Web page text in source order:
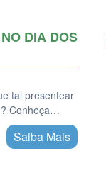
DIA DOS
tal presentear
Conheça…
Saiba Mais